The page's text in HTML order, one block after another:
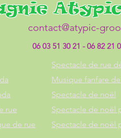
contact@atypic-
06 03 51 30 21 - 06 82 21
rue
de rue
Spectacle de rue
Musique fanfare
Spectacle de noël
Spectacle de noël
Spectacle de noël